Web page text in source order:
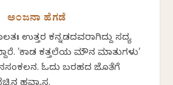
ಅಂಜನಾ ಹೆಗಡೆ
ಉತ್ತರ ಕನ್ನಡದವರಾಗಿದ್ದು ಸದ್ಯ
'ಕಾಡ ಕತ್ತಲೆಯ ಮೌನ ಮಾತುಗಳು'
ಓದು ಬರಹದ ಜೊತೆಗೆ